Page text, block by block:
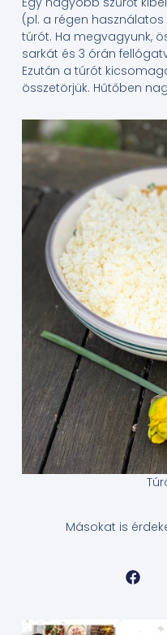
(pl. a régen
túrót. Ha megvagyunk,
sarkát és 3 órán
Ezután a túrót
összetörjük. Hűtőben
Másokat is